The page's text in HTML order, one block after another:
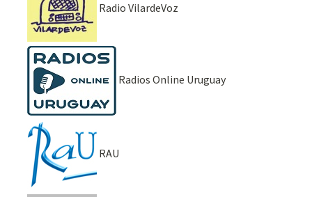
Radio VilardeVoz
Radios Online Uruguay
RAU